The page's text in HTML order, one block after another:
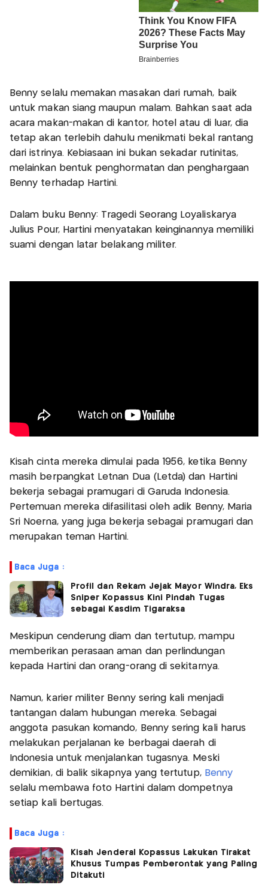
Benny selalu memakan masakan dari rumah, baik
untuk makan siang maupun malam. Bahkan saat ada
acara makan-makan di kantor, hotel atau di luar, dia
tetap akan terlebih dahulu menikmati bekal rantang
dari istrinya. Kebiasaan ini bukan sekadar rutinitas,
melainkan bentuk penghormatan dan penghargaan
Benny terhadap Hartini.
Dalam buku Benny: Tragedi Seorang Loyaliskarya
Julius Pour, Hartini menyatakan keinginannya memiliki
suami dengan latar belakang militer.
Kisah cinta mereka dimulai pada 1956, ketika Benny
masih berpangkat Letnan Dua (Letda) dan Hartini
bekerja sebagai pramugari di Garuda Indonesia.
Pertemuan mereka difasilitasi oleh adik Benny, Maria
Sri Noerna, yang juga bekerja sebagai pramugari dan
merupakan teman Hartini.
Baca Juga :
Profil dan Rekam Jejak Mayor Windra, Eks
Sniper Kopassus Kini Pindah Tugas
sebagai Kasdim Tigaraksa
Meskipun cenderung diam dan tertutup, mampu
memberikan perasaan aman dan perlindungan
kepada Hartini dan orang-orang di sekitarnya.
Namun, karier militer Benny sering kali menjadi
tantangan dalam hubungan mereka. Sebagai
anggota pasukan komando, Benny sering kali harus
melakukan perjalanan ke berbagai daerah di
Indonesia untuk menjalankan tugasnya. Meski
demikian, di balik sikapnya yang tertutup, Benny
selalu membawa foto Hartini dalam dompetnya
setiap kali bertugas.
Baca Juga :
Kisah Jenderal Kopassus Lakukan Tirakat
Khusus Tumpas Pemberontak yang Paling
Ditakuti